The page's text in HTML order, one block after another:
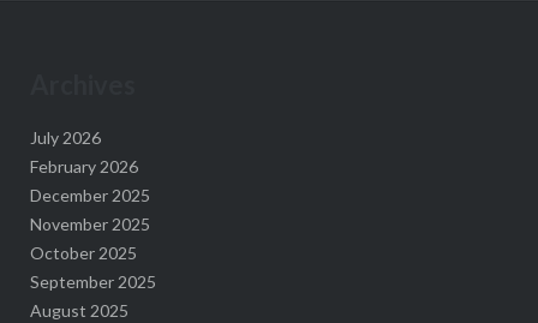
July 2026
February 2026
December 2025
November 2025
October 2025
September 2025
August 2025